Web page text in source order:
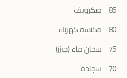
85 ميكرويف
80 مكنسة كهرباء
75 سخان ماء (جيزر)
70 سجادة